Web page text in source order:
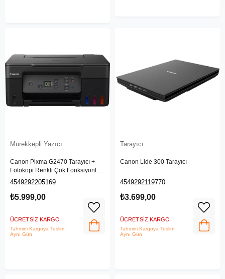
Mürekkepli Yazıcı
Canon Pixma G2470 Tarayıcı +
Fotokopi Renkli Çok Fonksiyonlu
Mürekkep Püskürtmeli Yazıcı
4549292205169
₺5.999,00
ÜCRETSIZ KARGO
Tahmini Kargoya Teslim:
Aynı Gün
Tarayıcı
Canon Lide 300 Tarayıcı
4549292119770
₺3.699,00
ÜCRETSIZ KARGO
Tahmini Kargoya Teslim:
Aynı Gün